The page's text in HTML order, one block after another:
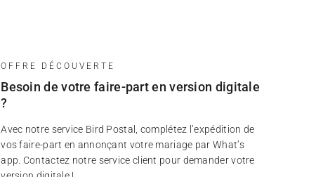
OFFRE DÉCOUVERTE
Besoin de votre faire-part en version digitale
?
Avec notre service Bird Postal, complétez l’expédition de
vos faire-part en annonçant votre mariage par What’s
app. Contactez notre service client pour demander votre